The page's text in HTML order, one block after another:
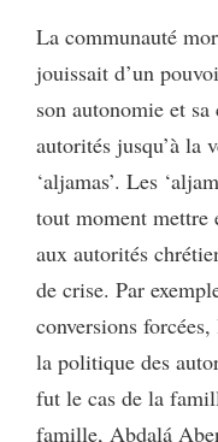
La communauté
jouissait d’un
son autonomie et
autorités jusqu’à la
‘aljamas’. Les
tout moment mettre
aux autorités
de crise. Par
conversions
la politique des
fut le cas de la
famille, Abdalá